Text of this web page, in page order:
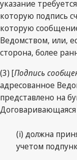
указание
которую подпись
которую
Ведомством, или,
сторона, более
(3) [Подпись
адресованное
представлено на
Договаривающаяся
(i) должна
учетом